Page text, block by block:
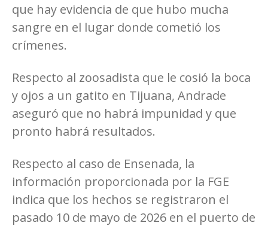
que hay evidencia de que hubo mucha
sangre en el lugar donde cometió los
crímenes.
Respecto al zoosadista que le cosió la boca
y ojos a un gatito en Tijuana, Andrade
aseguró que no habrá impunidad y que
pronto habrá resultados.
Respecto al caso de Ensenada, la
información proporcionada por la FGE
indica que los hechos se registraron el
pasado 10 de mayo de 2026 en el puerto de